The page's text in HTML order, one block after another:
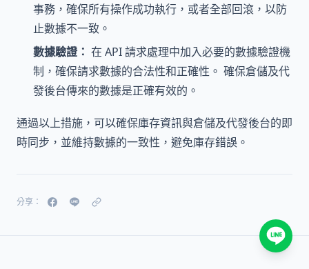
事務，確保所有操作成功執行，或者全部回滾，以防
止數據不一致。
數據驗證： 在 API 請求處理中加入必要的數據驗證機
制，確保請求數據的合法性和正確性。 確保倉儲及代
發後台傳來的數據是正確有效的。
通過以上措施，可以確保庫存資訊與倉儲及代發後台的即
時同步，並維持數據的一致性，避免庫存錯誤。
分享：